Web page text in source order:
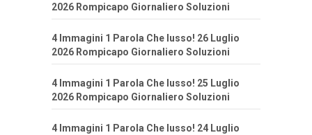
2026 Rompicapo Giornaliero Soluzioni
4 Immagini 1 Parola Che lusso! 26 Luglio
2026 Rompicapo Giornaliero Soluzioni
4 Immagini 1 Parola Che lusso! 25 Luglio
2026 Rompicapo Giornaliero Soluzioni
4 Immagini 1 Parola Che lusso! 24 Luglio